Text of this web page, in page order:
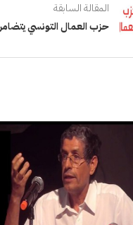
المقالة السابقة
حزب العمال التونسي